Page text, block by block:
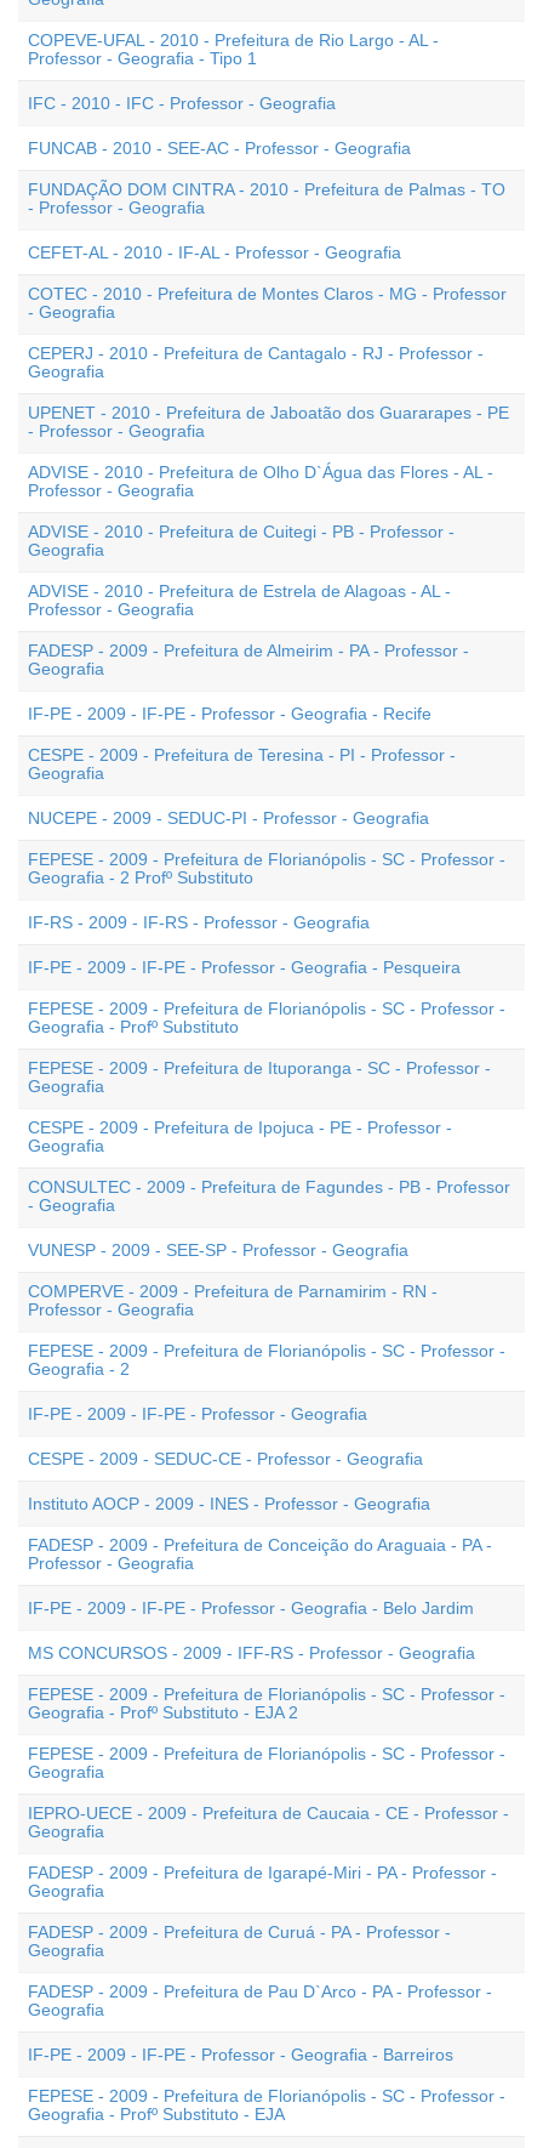
COPEVE-UFAL - 2010 - Prefeitura de Rio Largo - AL -
Professor - Geografia - Tipo 1
IFC - 2010 - IFC - Professor - Geografia
FUNCAB - 2010 - SEE-AC - Professor - Geografia
FUNDAÇÃO DOM CINTRA - 2010 - Prefeitura de Palmas - TO
- Professor - Geografia
CEFET-AL - 2010 - IF-AL - Professor - Geografia
COTEC - 2010 - Prefeitura de Montes Claros - MG - Professor
- Geografia
CEPERJ - 2010 - Prefeitura de Cantagalo - RJ - Professor -
Geografia
UPENET - 2010 - Prefeitura de Jaboatão dos Guararapes - PE
- Professor - Geografia
ADVISE - 2010 - Prefeitura de Olho D`Água das Flores - AL -
Professor - Geografia
ADVISE - 2010 - Prefeitura de Cuitegi - PB - Professor -
Geografia
ADVISE - 2010 - Prefeitura de Estrela de Alagoas - AL -
Professor - Geografia
FADESP - 2009 - Prefeitura de Almeirim - PA - Professor -
Geografia
IF-PE - 2009 - IF-PE - Professor - Geografia - Recife
CESPE - 2009 - Prefeitura de Teresina - PI - Professor -
Geografia
NUCEPE - 2009 - SEDUC-PI - Professor - Geografia
FEPESE - 2009 - Prefeitura de Florianópolis - SC - Professor -
Geografia - 2 Profº Substituto
IF-RS - 2009 - IF-RS - Professor - Geografia
IF-PE - 2009 - IF-PE - Professor - Geografia - Pesqueira
FEPESE - 2009 - Prefeitura de Florianópolis - SC - Professor -
Geografia - Profº Substituto
FEPESE - 2009 - Prefeitura de Ituporanga - SC - Professor -
Geografia
CESPE - 2009 - Prefeitura de Ipojuca - PE - Professor -
Geografia
CONSULTEC - 2009 - Prefeitura de Fagundes - PB - Professor
- Geografia
VUNESP - 2009 - SEE-SP - Professor - Geografia
COMPERVE - 2009 - Prefeitura de Parnamirim - RN -
Professor - Geografia
FEPESE - 2009 - Prefeitura de Florianópolis - SC - Professor -
Geografia - 2
IF-PE - 2009 - IF-PE - Professor - Geografia
CESPE - 2009 - SEDUC-CE - Professor - Geografia
Instituto AOCP - 2009 - INES - Professor - Geografia
FADESP - 2009 - Prefeitura de Conceição do Araguaia - PA -
Professor - Geografia
IF-PE - 2009 - IF-PE - Professor - Geografia - Belo Jardim
MS CONCURSOS - 2009 - IFF-RS - Professor - Geografia
FEPESE - 2009 - Prefeitura de Florianópolis - SC - Professor -
Geografia - Profº Substituto - EJA 2
FEPESE - 2009 - Prefeitura de Florianópolis - SC - Professor -
Geografia
IEPRO-UECE - 2009 - Prefeitura de Caucaia - CE - Professor -
Geografia
FADESP - 2009 - Prefeitura de Igarapé-Miri - PA - Professor -
Geografia
FADESP - 2009 - Prefeitura de Curuá - PA - Professor -
Geografia
FADESP - 2009 - Prefeitura de Pau D`Arco - PA - Professor -
Geografia
IF-PE - 2009 - IF-PE - Professor - Geografia - Barreiros
FEPESE - 2009 - Prefeitura de Florianópolis - SC - Professor -
Geografia - Profº Substituto - EJA